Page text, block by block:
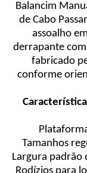
Balancim
de Cabo
assoalho
derrapante
fabricado
conforme
Tamanhos
Largura padrão